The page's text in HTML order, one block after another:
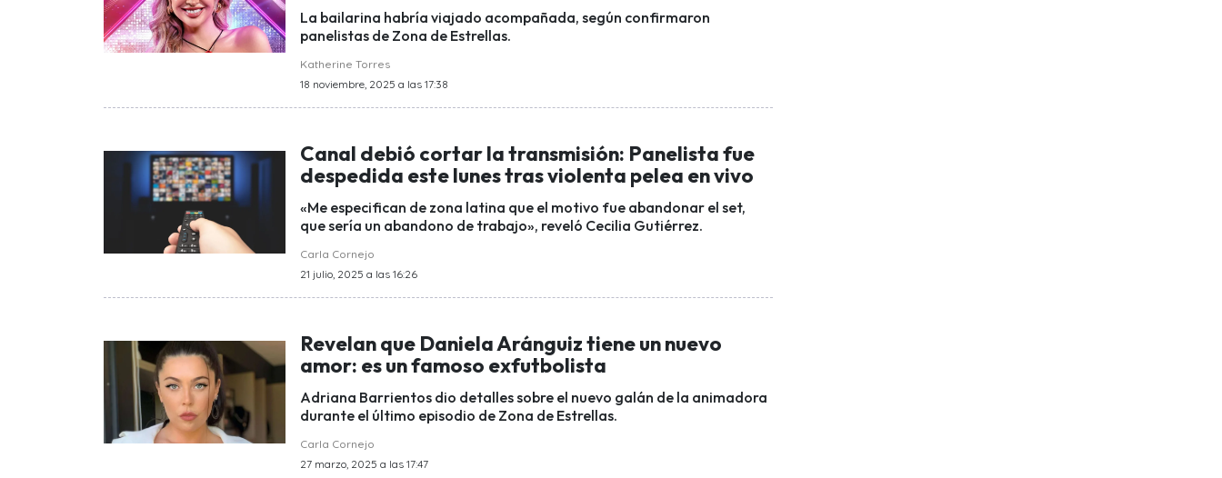
La bailarina habría viajado acompañada, según confirmaron
panelistas de Zona de Estrellas.
Katherine Torres
18 noviembre, 2025 a las 17:38
Canal debió cortar la transmisión: Panelista fue
despedida este lunes tras violenta pelea en vivo
«Me especifican de zona latina que el motivo fue abandonar el set,
que sería un abandono de trabajo», reveló Cecilia Gutiérrez.
Carla Cornejo
21 julio, 2025 a las 16:26
Revelan que Daniela Aránguiz tiene un nuevo
amor: es un famoso exfutbolista
Adriana Barrientos dio detalles sobre el nuevo galán de la animadora
durante el último episodio de Zona de Estrellas.
Carla Cornejo
27 marzo, 2025 a las 17:47